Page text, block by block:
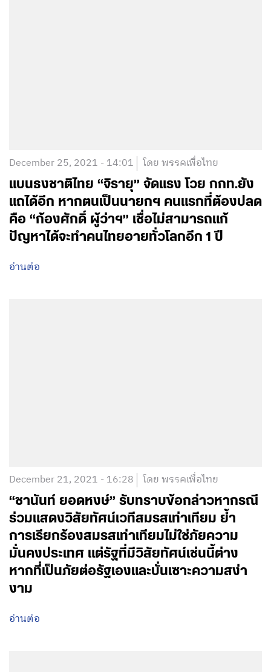
December 25, 2021 - 14:01 โดย พรรคเพื่อไทย
แบนธงชาติไทย “จิรายุ” จัดแรง โวย กกท.ยัง
แถได้อีก หากตนเป็นนายกฯ คนแรกที่ต้องปลด
คือ “ก้องศักดิ์ ผู้ว่าฯ” เชื่อไม่สามารถแก้
ปัญหาได้จะทำคนไทยอายทั่วโลกอีก 1 ปี
อ่านต่อ
December 21, 2021 - 16:28 โดย พรรคเพื่อไทย
“ชานันท์ ยอดหงษ์” รับทราบข้อกล่าวหากรณี
ร่วมแสดงวิสัยทัศน์เวทีสมรสเท่าเทียม ย้ำ
การเรียกร้องสมรสเท่าเทียมไม่ใช่ภัยความ
มั่นคงประเทศ แต่รัฐที่มีวิสัยทัศน์เช่นนี้ต่าง
หากที่เป็นภัยต่อรัฐเองและบั่นเซาะความสง่า
งาม
อ่านต่อ